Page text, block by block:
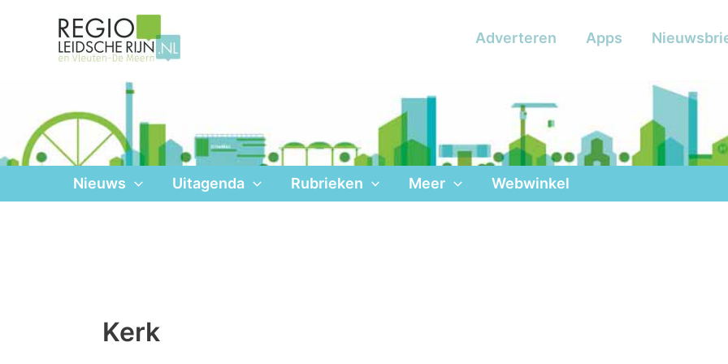
Adverteren Apps
Nieuws Uitagenda Rubrieken Meer Webwinkel
Kerk